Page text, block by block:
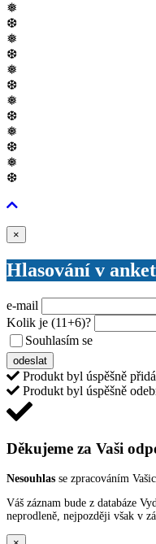
❅
❆
❅
❆
❅
❆
❅
❆
❅
❆
❅
❆
×
Hlasování v
e-mail
Kolik je (11+6)?
Souhlasím se
odeslat
Produkt byl úspěšně
Produkt byl úspěšně
Děkujeme za Vaši
Nesouhlas se zpracováním
Váš záznam bude z databáze
neprodleně, nejpozději však v